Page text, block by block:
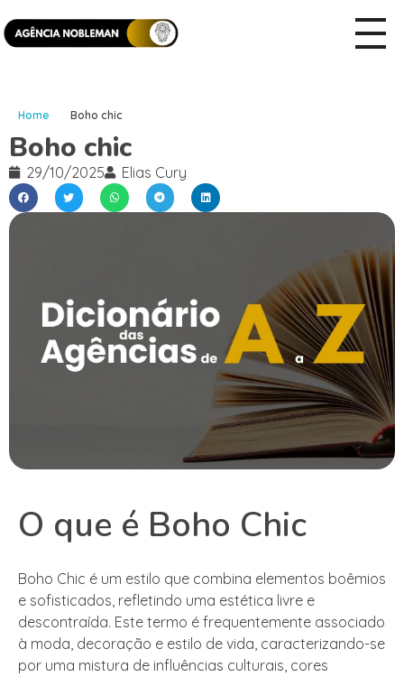
Home Boho chic
Boho chic
29/10/2025 Elias Cury
O que é Boho Chic
Boho Chic é um estilo que combina elementos boêmios
e sofisticados, refletindo uma estética livre e
descontraída. Este termo é frequentemente associado
à moda, decoração e estilo de vida, caracterizando-se
por uma mistura de influências culturais, cores